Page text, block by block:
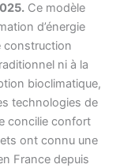
Ce modèle
d’énergie
construction
ni à la
bioclimatique,
technologies de
concilie confort
ont connu une
France depuis